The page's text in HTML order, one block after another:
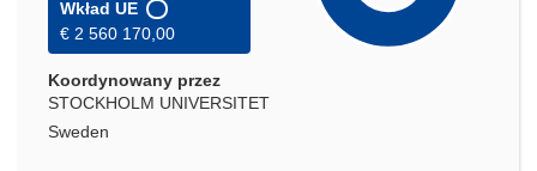
Wkład UE
€ 2 560 170,00
Koordynowany przez
STOCKHOLM UNIVERSITET
Sweden